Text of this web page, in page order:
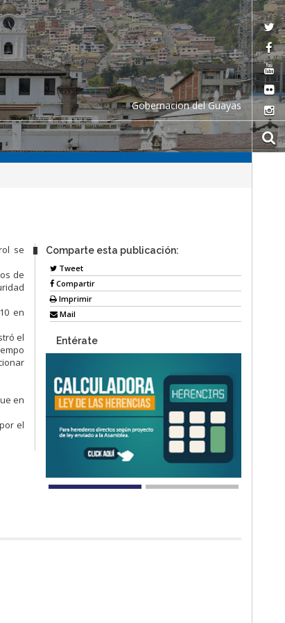
Gobernacion del Guayas
se
de
en
el
en
el
Comparte esta publicación:
Tweet
Compartir
Imprimir
Mail
Entérate